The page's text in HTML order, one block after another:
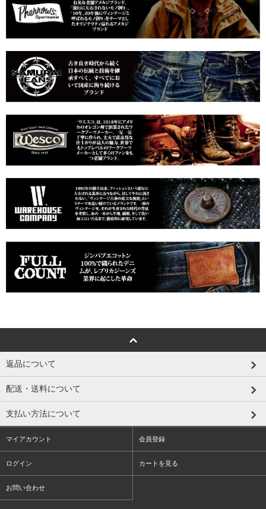
返品について
配送・送料について
支払い方法について
マイアカウント 会員登録
ログイン カートを見る
お問い合わせ